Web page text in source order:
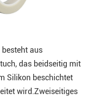
aus
das beidseitig mit
Silikon beschichtet
wird.Zweiseitiges